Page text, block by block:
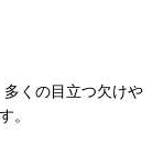
くの目立つ欠けや
。